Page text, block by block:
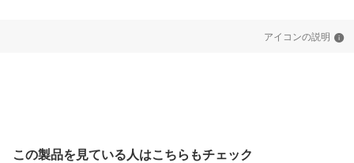
アイコンの説明
この製品を見ている人はこちらもチェック